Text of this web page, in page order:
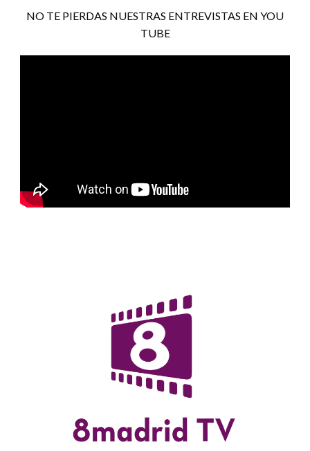
NO TE PIERDAS NUESTRAS ENTREVISTAS EN YOU
TUBE